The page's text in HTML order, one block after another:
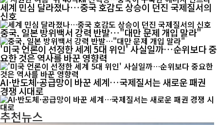
세계 민심 달라졌나…중국 호감도 상승이 던진 국제질서의
신호
중국, 일본 방위백서 강력 반발…"대만 문제 개입 말라"
'미국 언론이 선정한 세계 5대 위인' 사실일까…순위보다 중
요한 것은 역사를 바꾼 영향력
AI·반도체·공급망이 바꾼 세계…국제질서는 새로운 패권
경쟁 시대로
추천뉴스